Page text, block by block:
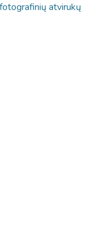
atvirukų